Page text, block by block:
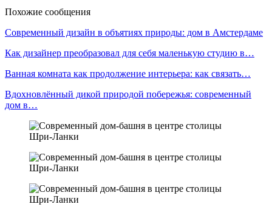
Похожие сообщения
Современный дизайн в объятиях природы: дом в Амстердаме
Как дизайнер преобразовал для себя маленькую студию в…
Ванная комната как продолжение интерьера: как связать…
Вдохновлённый дикой природой побережья: современный
дом в…